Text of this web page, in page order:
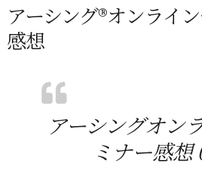
アーシング®オンライ
感想
アーシングオン
ミナー感想